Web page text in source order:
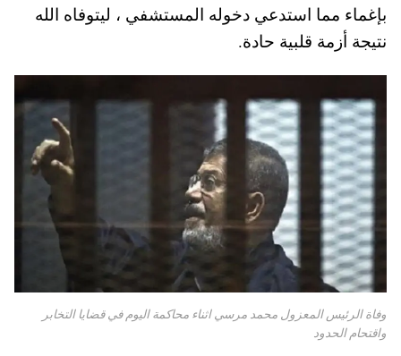
بإغماء مما استدعي دخوله المستشفي ، ليتوفاه الله
نتيجة أزمة قلبية حادة.
وفاة الرئيس المعزول محمد مرسي اثناء محاكمة اليوم في قضايا التخابر
واقتحام الحدود